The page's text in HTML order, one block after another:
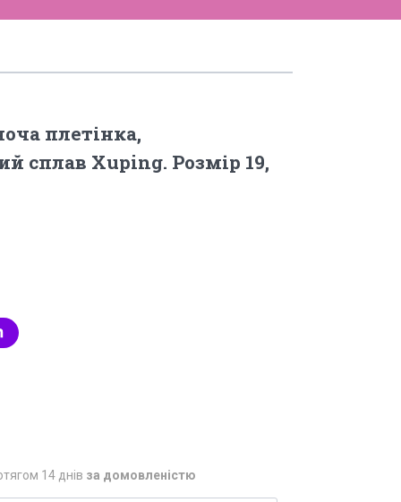
плетінка,
сплав Xuping. Розмір 19,
14 днів за домовленістю